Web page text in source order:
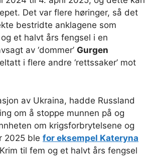
Det var flere høringer, så det
bestridte anklagene som
et halvt års fengsel i en
av ‘dommer’ Gurgen
i flere andre ‘rettssaker’ mot
av Ukraina, hadde Russland
om å stoppe munnen på og
om krigsforbrytelsene og
2025 ble for eksempel Kateryna
til fem og et halvt års fengsel